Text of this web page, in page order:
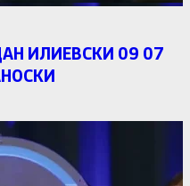
ИЛИЕВСКИ 09 07